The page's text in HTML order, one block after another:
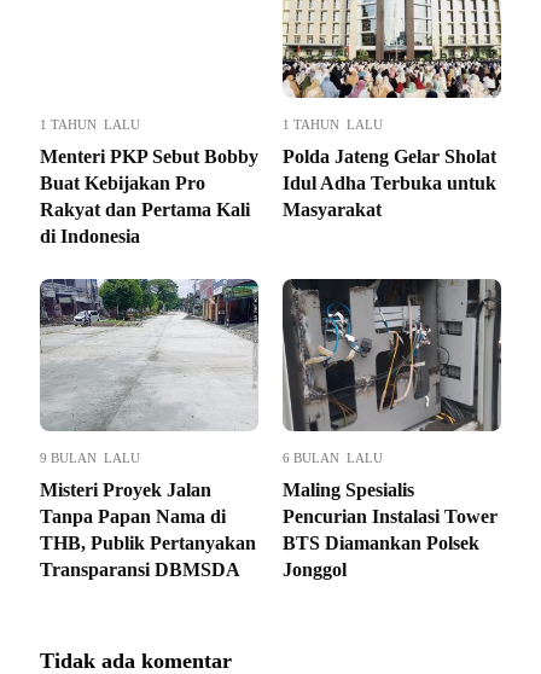
1 TAHUN LALU
Menteri PKP Sebut Bobby
Buat Kebijakan Pro
Rakyat dan Pertama Kali
di Indonesia
1 TAHUN LALU
Polda Jateng Gelar Sholat
Idul Adha Terbuka untuk
Masyarakat
9 BULAN LALU
Misteri Proyek Jalan
Tanpa Papan Nama di
THB, Publik Pertanyakan
Transparansi DBMSDA
6 BULAN LALU
Maling Spesialis
Pencurian Instalasi Tower
BTS Diamankan Polsek
Jonggol
Tidak ada komentar